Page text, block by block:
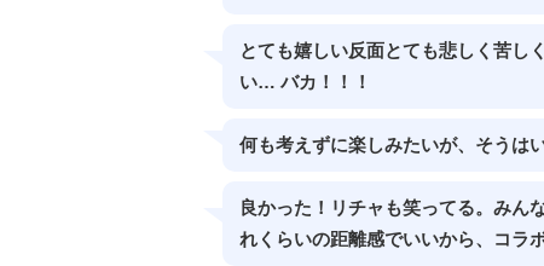
とても嬉しい反面とても悲しく苦
い… バカ！！！
何も考えずに楽しみたいが、そうは
良かった！リチャも笑ってる。みん
れくらいの距離感でいいから、コラ